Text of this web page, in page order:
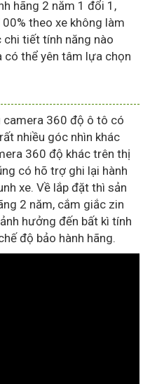
hãng 2 năm 1 đổi 1,
theo xe không làm
chi tiết tính năng nào
có thể yên tâm lựa chọn
camera 360 độ ô tô có
nhiều góc nhìn khác
360 độ khác trên thị
có hõ trợ ghi lại hành
xe. Về lắp đặt thì sản
2 năm, cắm giắc zin
hưởng đến bất kì tính
độ bảo hành hãng.